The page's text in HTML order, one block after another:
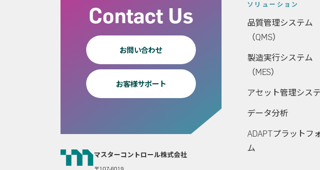
Contact Us
お問い合わせ
お客様サポート
ソリューション
品質管理システム
（QMS）
製造実行システム
（MES）
アセット管理シス
データ分析
ADAPTプラットフ
ム
マスターコントロール株式会社